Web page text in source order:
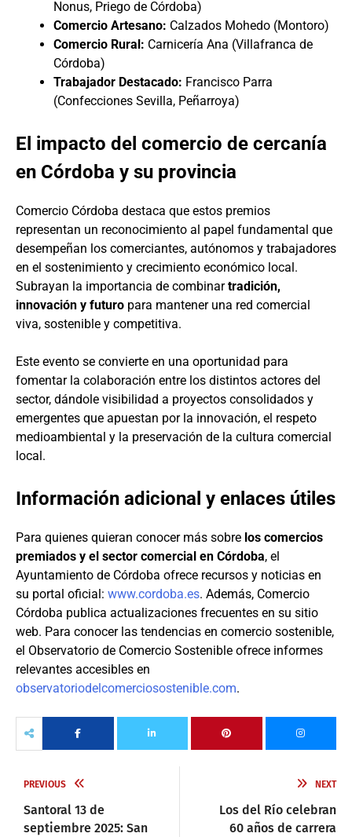
Nonus, Priego de Córdoba)
Comercio Artesano: Calzados Mohedo (Montoro)
Comercio Rural: Carnicería Ana (Villafranca de
Córdoba)
Trabajador Destacado: Francisco Parra
(Confecciones Sevilla, Peñarroya)
El impacto del comercio de cercanía
en Córdoba y su provincia
Comercio Córdoba destaca que estos premios
representan un reconocimiento al papel fundamental que
desempeñan los comerciantes, autónomos y trabajadores
en el sostenimiento y crecimiento económico local.
Subrayan la importancia de combinartradición,
innovación y futuro para mantener una red comercial
viva, sostenible y competitiva.
Este evento se convierte en una oportunidad para
fomentar la colaboración entre los distintos actores del
sector, dándole visibilidad a proyectos consolidados y
emergentes que apuestan por la innovación, el respeto
medioambiental y la preservación de la cultura comercial
local.
Información adicional y enlaces útiles
Para quienes quieran conocer más sobre los comercios
premiados y el sector comercial en Córdoba, el
Ayuntamiento de Córdoba ofrece recursos y noticias en
su portal oficial: www.cordoba.es. Además, Comercio
Córdoba publica actualizaciones frecuentes en su sitio
web. Para conocer las tendencias en comercio sostenible,
el Observatorio de Comercio Sostenible ofrece informes
relevantes accesibles en
observatoriodelcomerciosostenible.com.
PREVIOUS
Santoral 13 de
septiembre 2025: San
NEXT
Los del Río celebran
60 años de carrera